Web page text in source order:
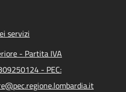
servizi
- Partita IVA
- PEC: